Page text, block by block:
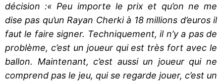
décision :« Peu importe le prix et qu’on ne me
dise pas qu’un Rayan Cherki à 18 millions d’euros il
faut le faire signer. Techniquement, il n’y a pas de
problème, c’est un joueur qui est très fort avec le
ballon. Maintenant, c’est aussi un joueur qui ne
comprend pas le jeu, qui se regarde jouer, c’est un